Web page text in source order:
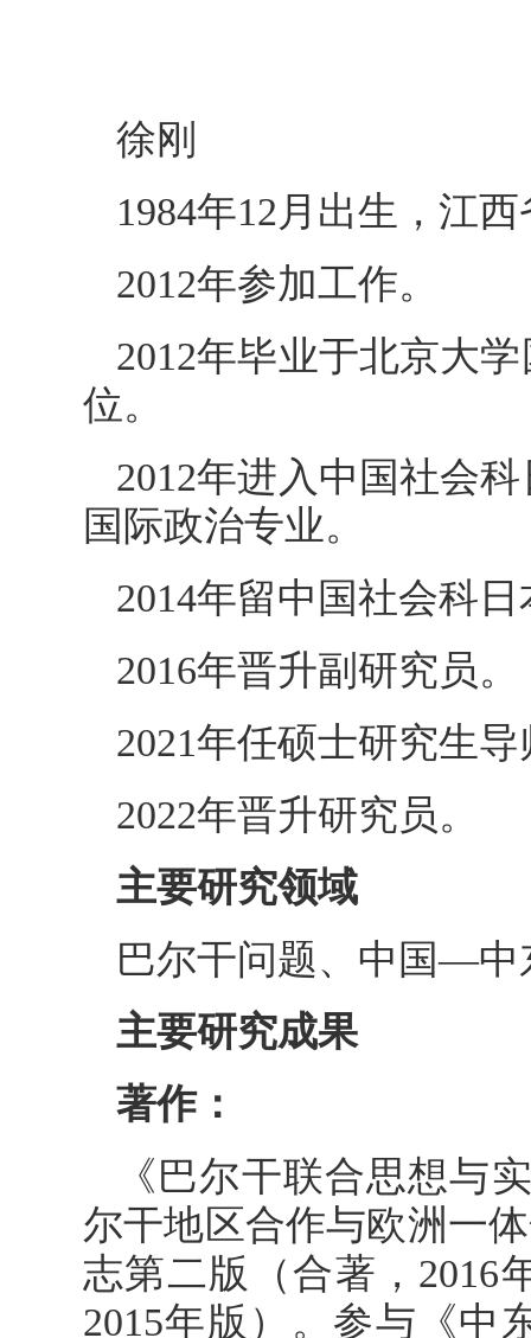
徐刚
1984年12月出生，江
2012年参加工作。
2012年毕业于北京大
位。
2012年进入中国社会
国际政治专业。
2014年留中国社会科
2016年晋升副研究员。
2021年任硕士研究生导
2022年晋升研究员。
主要研究领域
巴尔干问题、中国—中
主要研究成果
著作：
《巴尔干联合思想与
尔干地区合作与欧洲一
志第二版（合著，2016
2015年版）。参与《中